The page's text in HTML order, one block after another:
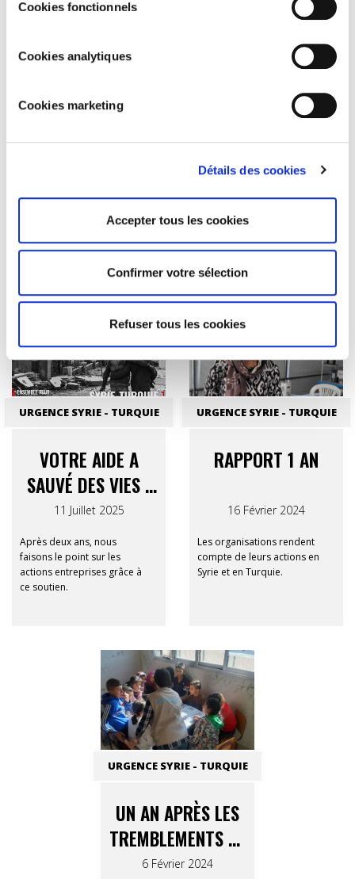
partenaires utilisent des cookies marketing pour vous
consulter tous les détails dans notre
Politique Cookies
Cookies fonctionnels
Cookies analytiques
Cookies marketing
Détails des cookies
Accepter tous les cookies
Confirmer votre sélection
Refuser tous les cookies
ACTUALITÉS ASSOCIÉES
VOTRE AIDE A
SAUVÉ DES VIES :
RAPPORT FINAL
SYRIE-TURQUIE 12-
12
11 Juillet 2025
Après deux ans, nous
faisons le point sur les
actions entreprises grâce à
ce soutien.
URGENCE SYRIE - TURQUIE
RAPPORT 1 AN
16 Février 2024
Les organisations rendent
compte de leurs actions en
Syrie et en Turquie.
URGENCE SYRIE - TURQUIE
UN AN APRÈS LES
TREMBLEMENTS DE
TERRE
6 Février 2024
URGENCE SYRIE - TURQUIE